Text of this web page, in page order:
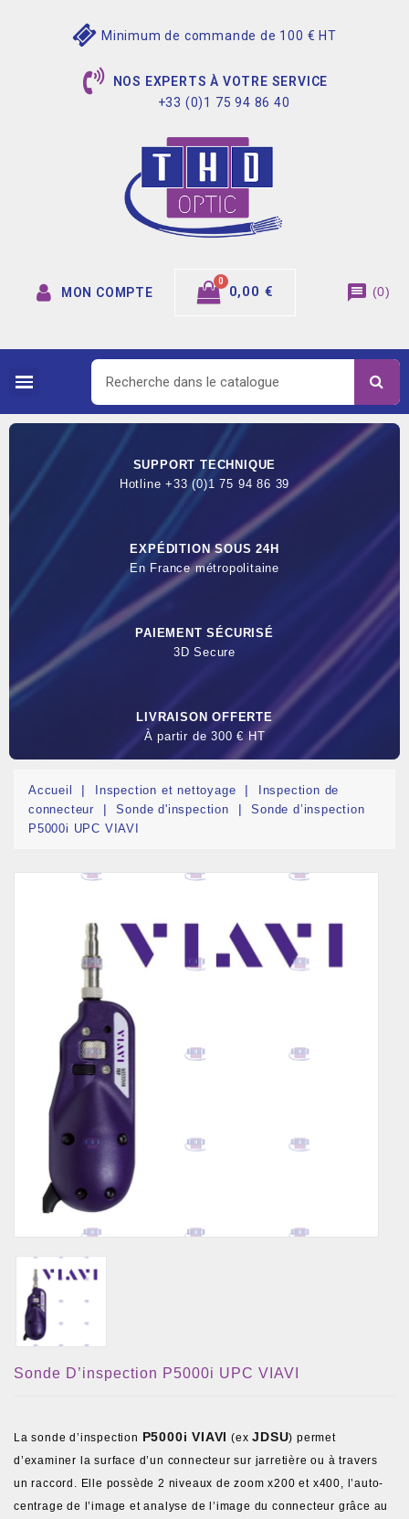
Minimum de commande de 100 € HT
NOS EXPERTS À VOTRE SERVICE
+33 (0)1 75 94 86 40
MON COMPTE 0,00 € message (0)
SUPPORT TECHNIQUE
Hotline +33 (0)1 75 94 86 39
EXPÉDITION SOUS 24H
En France métropolitaine
PAIEMENT SÉCURISÉ
3D Secure
LIVRAISON OFFERTE
À partir de 300 € HT
Accueil Inspection et nettoyage
Inspection de
connecteur
Sonde d'inspection
Sonde d’inspection
P5000i UPC VIAVI
Sonde D’inspection P5000i UPC VIAVI
La sonde d’inspection P5000i VIAVI (exJDSU) permet
d’examiner la surface d’un connecteur sur jarretière ou à travers
un raccord. Elle possède 2 niveaux de zoom x200 et x400, l’auto-
centrage de l’image et analyse de l’image du connecteur grâce au